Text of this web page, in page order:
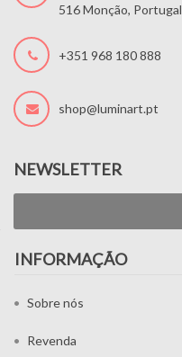
516 Monção, Portugal
+351 968 180 888
shop@luminart.pt
NEWSLETTER
INFORMAÇÃO
Sobre nós
Revenda